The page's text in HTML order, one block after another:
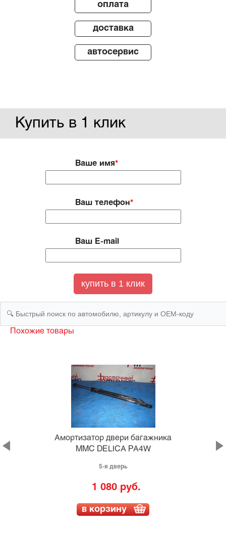
оплата
доставка
автосервис
Купить в 1 клик
Ваше имя*
Ваш телефон*
Ваш E-mail
Похожие товары
Амортизатор двери багажника
MMC DELICA PA4W
5-я дверь
1 080 руб.
в корзину